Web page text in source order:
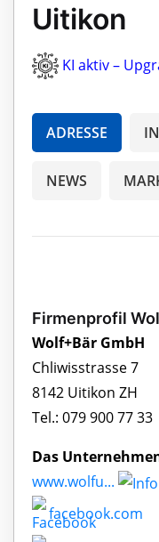
Uitikon
KI aktiv –
ADRESSE
NEWS
Firmenprofil
Wolf+Bär GmbH
Chliwisstrasse 7
8142 Uitikon ZH
Tel.: 079 900 77 33
Das
www.wolfu...
facebook.com